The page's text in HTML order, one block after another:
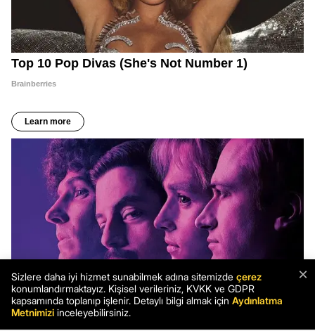
×
Sizlere daha iyi hizmet sunabilmek adına sitemizde çerez
konumlandırmaktayız. Kişisel verileriniz, KVKK ve GDPR
kapsamında toplanıp işlenir. Detaylı bilgi almak için Aydınlatma
Metnimizi inceleyebilirsiniz.